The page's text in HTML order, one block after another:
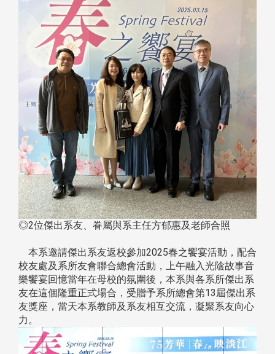
◎2位傑出系友、眷屬與系主任方郁惠及老師合照
本系邀請傑出系友返校參加2025春之饗宴活動，配合
校友處及系所友會聯合總會活動，上午融入光陰故事音
樂饗宴回憶當年在母校的氛圍後，本系與各系所傑出系
友在這個隆重正式場合，受贈予系所總會第13屆傑出系
友獎座，當天本系教師及系友相互交流，凝聚系友向心
力。